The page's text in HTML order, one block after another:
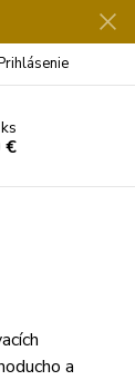
ks
€
a